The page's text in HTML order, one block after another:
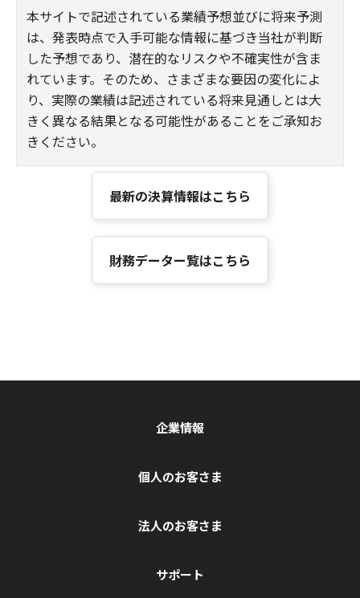
本サイトで記述されている業績予想並びに将来予測
は、発表時点で入手可能な情報に基づき当社が判断
した予想であり、潜在的なリスクや不確実性が含ま
れています。そのため、さまざまな要因の変化によ
り、実際の業績は記述されている将来見通しとは大
きく異なる結果となる可能性があることをご承知お
きください。
最新の決算情報はこちら
財務データー覧はこちら
企業情報
個人のお客さま
法人のお客さま
サポート